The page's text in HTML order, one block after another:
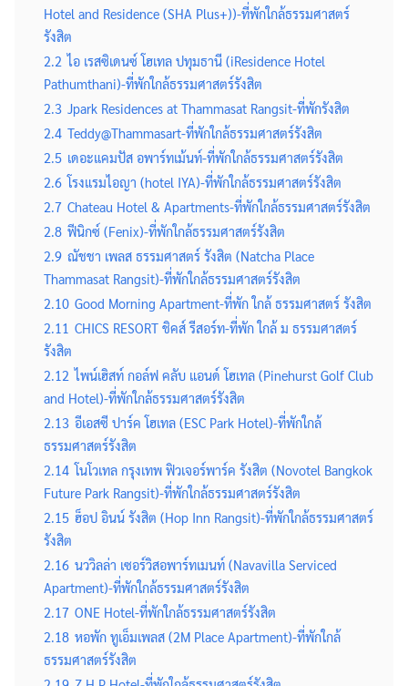
Hotel and Residence (SHA Plus+))-ที่พักใกล้ธรรมศาสตร์
รังสิต
2.2 ไอ เรสซิเดนซ์ โฮเทล ปทุมธานี (iResidence Hotel
Pathumthani)-ที่พักใกล้ธรรมศาสตร์รังสิต
2.3 Jpark Residences at Thammasat Rangsit-ที่พักรังสิต
2.4 Teddy@Thammasart-ที่พักใกล้ธรรมศาสตร์รังสิต
2.5 เดอะแคมปัส อพาร์ทเม้นท์-ที่พักใกล้ธรรมศาสตร์รังสิต
2.6 โรงแรมไอญา (hotel IYA)-ที่พักใกล้ธรรมศาสตร์รังสิต
2.7 Chateau Hotel & Apartments-ที่พักใกล้ธรรมศาสตร์รังสิต
2.8 ฟีนิกซ์ (Fenix)-ที่พักใกล้ธรรมศาสตร์รังสิต
2.9 ณัชชา เพลส ธรรมศาสตร์ รังสิต (Natcha Place
Thammasat Rangsit)-ที่พักใกล้ธรรมศาสตร์รังสิต
2.10 Good Morning Apartment-ที่พัก ใกล้ ธรรมศาสตร์ รังสิต
2.11 CHICS RESORT ชิคส์ รีสอร์ท-ที่พัก ใกล้ ม ธรรมศาสตร์
รังสิต
2.12 ไพน์เฮิสท์ กอล์ฟ คลับ แอนด์ โฮเทล (Pinehurst Golf Club
and Hotel)-ที่พักใกล้ธรรมศาสตร์รังสิต
2.13 อีเอสซี ปาร์ค โฮเทล (ESC Park Hotel)-ที่พักใกล้
ธรรมศาสตร์รังสิต
2.14 โนโวเทล กรุงเทพ ฟิวเจอร์พาร์ค รังสิต (Novotel Bangkok
Future Park Rangsit)-ที่พักใกล้ธรรมศาสตร์รังสิต
2.15 ฮ็อป อินน์ รังสิต (Hop Inn Rangsit)-ที่พักใกล้ธรรมศาสตร์
รังสิต
2.16 นววิลล่า เซอร์วิสอพาร์ทเมนท์ (Navavilla Serviced
Apartment)-ที่พักใกล้ธรรมศาสตร์รังสิต
2.17 ONE Hotel-ที่พักใกล้ธรรมศาสตร์รังสิต
2.18 หอพัก ทูเอ็มเพลส (2M Place Apartment)-ที่พักใกล้
ธรรมศาสตร์รังสิต